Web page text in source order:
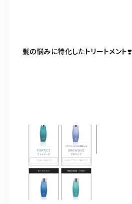
髪の悩みに特化したトリートメント❣️